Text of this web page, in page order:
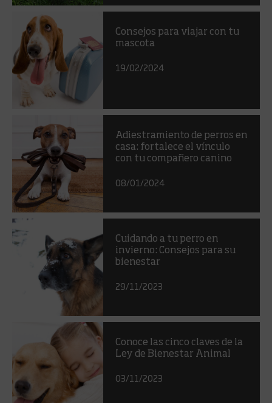
Consejos para viajar con tu
mascota
19/02/2024
Adiestramiento de perros en
casa: fortalece el vínculo
con tu compañero canino
08/01/2024
Cuidando a tu perro en
invierno: Consejos para su
bienestar
29/11/2023
Conoce las cinco claves de la
Ley de Bienestar Animal
03/11/2023